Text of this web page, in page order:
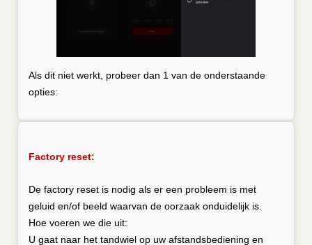
Als dit niet werkt, probeer dan 1 van de onderstaande
opties:
Factory reset:
De factory reset is nodig als er een probleem is met
geluid en/of beeld waarvan de oorzaak onduidelijk is.
Hoe voeren we die uit:
U gaat naar het tandwiel op uw afstandsbediening en